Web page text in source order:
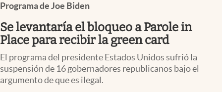
Espiritual
Streaming
PC y mobile
Programa de Joe Biden
Se levantaría el bloqueo a Parole in
Place para recibir la green card
El programa del presidente Estados Unidos sufrió la
suspensión de 16 gobernadores republicanos bajo el
argumento de que es ilegal.